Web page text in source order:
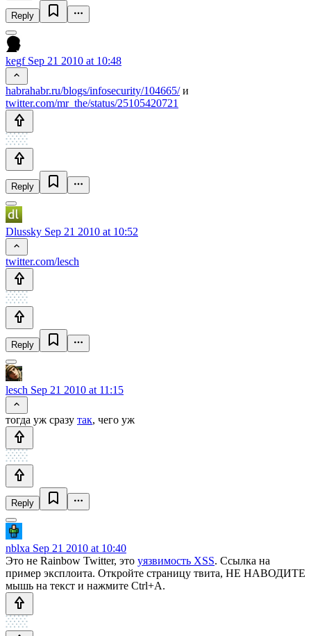
Reply
kegfSep 21 2010 at 10:48
habrahabr.ru/blogs/infosecurity/104665/и
twitter.com/mr_the/status/25105420721
Reply
Dlussky Sep 21 2010 at 10:52
twitter.com/lesch
Reply
lesch Sep 21 2010 at 11:15
тогда уж сразу так, чего уж
Reply
nblxa Sep 21 2010 at 10:40
Это не Rainbow Twitter, это уязвимость XSS. Ссылка на
пример эксплоита. Откройте страницу твита, НЕ НАВОДИТЕ
мышь на текст и нажмите Ctrl+A.